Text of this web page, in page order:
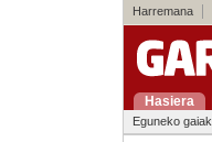
Harremana
Hasiera
Eguneko gaiak